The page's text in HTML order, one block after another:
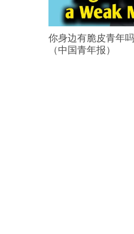
你身边有脆皮青年
（中国青年报）